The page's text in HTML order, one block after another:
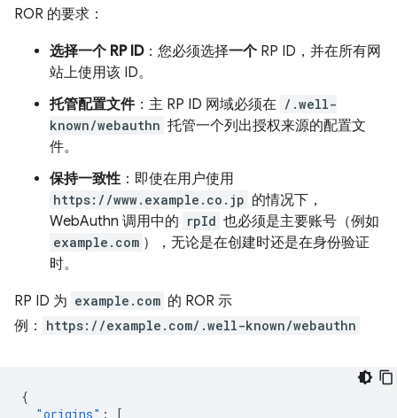
ROR 的要求：
选择一个 RP ID：您必须选择一个 RP ID，并在所有网
站上使用该 ID。
托管配置文件：主 RP ID 网域必须在 /.well-
known/webauthn 托管一个列出授权来源的配置文
件。
保持一致性：即使在用户使用
https://www.example.co.jp 的情况下，
WebAuthn 调用中的 rpId 也必须是主要账号（例如
example.com ），无论是在创建时还是在身份验证
时。
RP ID 为 example.com 的 ROR 示
例：
https://example.com/.well-known/webauthn
{
"origins" : [